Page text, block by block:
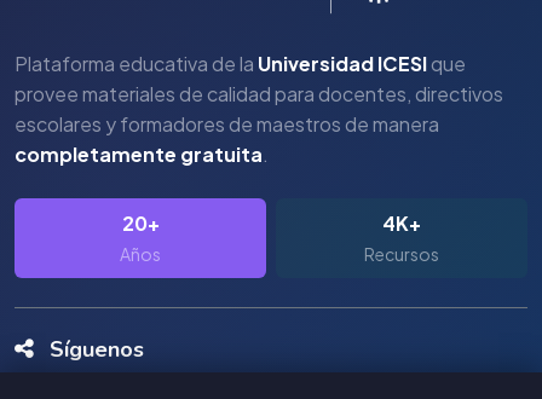
Plataforma educativa de la Universidad ICESIque
provee materiales de calidad para docentes, directivos
escolares y formadores de maestros de manera
completamente gratuita.
20+
Años
4K+
Recursos
Síguenos